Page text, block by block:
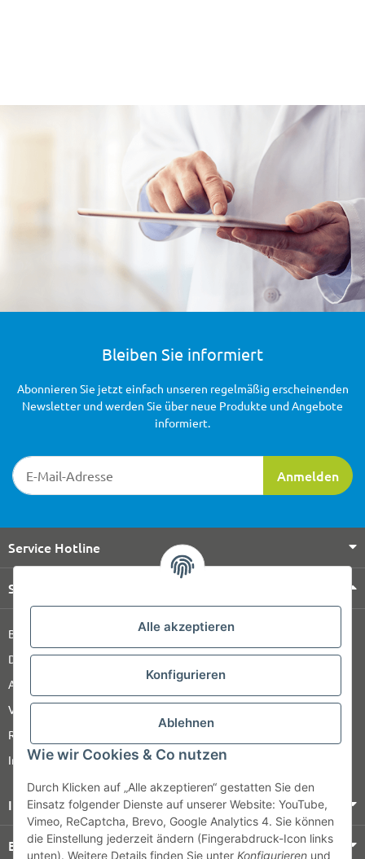
Alle akzeptieren
Konfigurieren
Ablehnen
Wie wir Cookies & Co nutzen
Durch Klicken auf „Alle akzeptieren“ gestatten Sie den
Einsatz folgender Dienste auf unserer Website: YouTube,
Vimeo, ReCaptcha, Brevo, Google Analytics 4. Sie können
die Einstellung jederzeit ändern (Fingerabdruck-Icon links
unten). Weitere Details finden Sie unter Konfigurieren und
Bleiben Sie informiert
Newsletter-Registrierung
Anmelden
Abonnieren Sie jetzt einfach unseren regelmäßig erscheinenden
Newsletter und werden Sie über neue Produkte und Angebote
informiert.
Service Hotline
Shop Service
Barrierefreiheitserklärung
Datenschutz
AGB
Versandinformationen
Retour
Impressum
Informationen
Bezahlung & Versand